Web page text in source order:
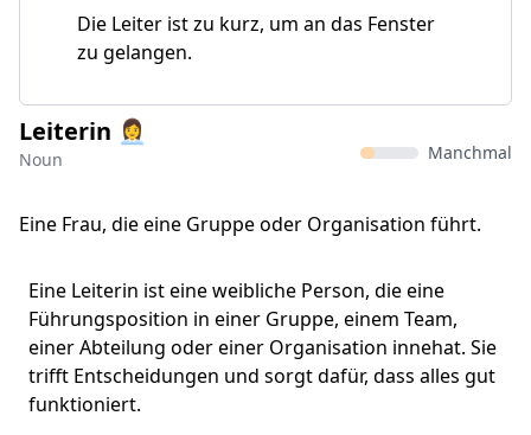
Die Leiter ist zu kurz, um an das Fenster
zu gelangen.
Leiterin 👩‍💼
Noun Manchmal
Eine Frau, die eine Gruppe oder Organisation führt.
Eine Leiterin ist eine weibliche Person, die eine
Führungsposition in einer Gruppe, einem Team,
einer Abteilung oder einer Organisation innehat. Sie
trifft Entscheidungen und sorgt dafür, dass alles gut
funktioniert.